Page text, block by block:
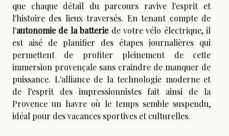
que chaque détail du parcours ravive l'esprit et
l'histoire des lieux traversés. En tenant compte de
l'autonomie de la batteriede votre vélo électrique, il
est aisé de planifier des étapes journalières qui
permettent de profiter pleinement de cette
immersion provençale sans craindre de manquer de
puissance. L'alliance de la technologie moderne et
de l'esprit des impressionnistes fait ainsi de la
Provence un havre où le temps semble suspendu,
idéal pour des vacances sportives et culturelles.